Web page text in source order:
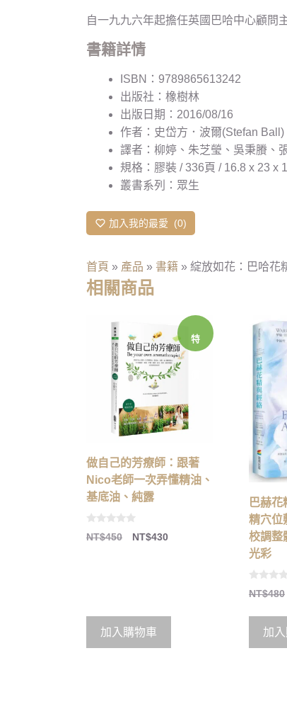
自一九九六年起擔任英國巴哈中心顧問
書籍詳情
ISBN：9789865613242
出版社：橡樹林
出版日期：2016/08/16
作者：史岱方．波爾(Stefan Ball)
譯者：柳婷、朱芝瑩、吳秉賸、
規格：膠裝 / 336頁 / 16.8 x 23 x
叢書系列：眾生
加入我的最愛 0
首頁 » 產品 » 書籍 » 綻放如花：巴哈花
相關商品
特
做自己的芳療師：跟著
Nico老師一次弄懂精油、
基底油、純露
0
o
NT$450 NT$430
加入購物車
巴赫
精穴位
校調整
光彩
0
o
t
NT$480
加